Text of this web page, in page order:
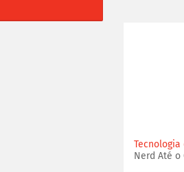
Tecnologia
Nerd Até o